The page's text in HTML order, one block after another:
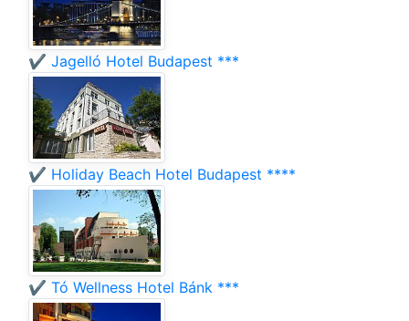
✔️ Jagelló Hotel Budapest ***
✔️ Holiday Beach Hotel Budapest ****
✔️ Tó Wellness Hotel Bánk ***